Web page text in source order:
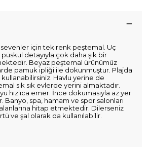
için tek renk peştemal. Uç
püskül detayıyla çok daha şık bir
Beyaz peştemal ürünümüz
pamuk ipliği ile dokunmuştur. Plajda
Havlu yerine de
sık sık evlerde yerini almaktadır.
hızlıca emer. İnce dokumasıyla az yer
Banyo, spa, hamam ve spor salonları
hitap etmektedir. Dilerseniz
ve şal olarak da kullanılabilir.